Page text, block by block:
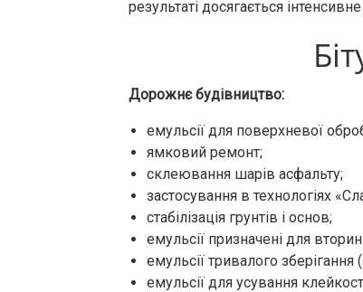
результаті досягається
Дорожнє будівництво:
емульсії для поверхневої
ямковий ремонт;
склеювання шарів асфальту;
застосування в технологіях
стабілізація грунтів і основ;
емульсії призначені для
емульсії тривалого
емульсії для усування